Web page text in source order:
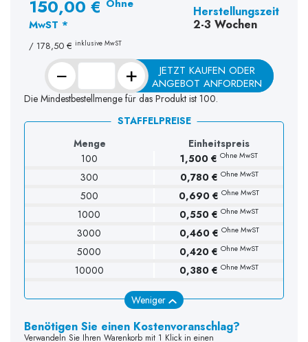
150,00 € Ohne
MwST *
/ 178,50 € inklusive MwST
Herstellungszeit
2-3 Wochen
− +
JETZT KAUFEN ODER
ANGEBOT ANFORDERN
Die Mindestbestellmenge für das Produkt ist 100.
STAFFELPREISE
Menge
Einheitspreis
100
1,500 € Ohne MwST
300 0,780 € Ohne MwST
500 0,690 € Ohne MwST
1000 0,550 € Ohne MwST
3000 0,460 € Ohne MwST
5000 0,420 € Ohne MwST
10000 0,380 € Ohne MwST
Weniger
Benötigen Sie einen Kostenvoranschlag?
Verwandeln Sie Ihren Warenkorb mit 1 Klick in einen